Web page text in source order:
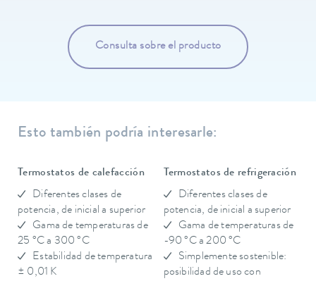
Consulta sobre el producto
Esto también podría interesarle:
Termostatos de calefacción
Diferentes clases de
potencia, de inicial a superior
Gama de temperaturas de
25 °C a 300 °C
Estabilidad de temperatura
± 0,01 K
Termostatos de refrigeración
Diferentes clases de
potencia, de inicial a superior
Gama de temperaturas de
-90 °C a 200 °C
Simplemente sostenible:
posibilidad de uso con